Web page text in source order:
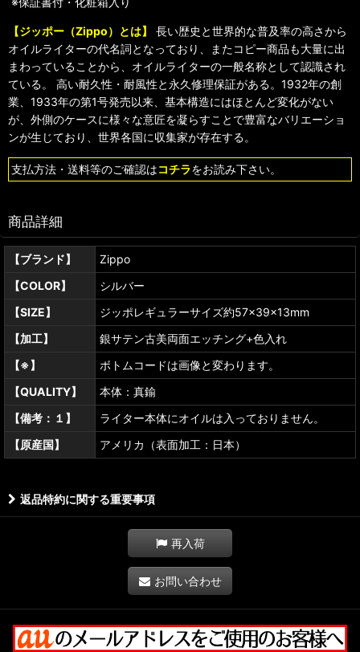
【ジッポー（Zippo）とは】
長い歴史と世界的な普及率の高さから
オイルライターの代名詞となっており、またコピー商品も大量に出
まわっていることから、オイルライターの一般名称として認識され
ている。 高い耐久性・耐風性と永久修理保証がある。1932年の創
業、1933年の第1号発売以来、基本構造にはほとんど変化がない
が、外側のケースに様々な意匠を凝らすことで豊富なバリエーショ
ンが生じており、世界各国に収集家が存在する。
支払方法・送料等のご確認はコチラをお読み下さい。
商品詳細
【ブランド】
Zippo
【COLOR】
シルバー
【SIZE】
ジッポレギュラーサイズ約57×39×13mm
【加工】
銀サテン古美両面エッチング+色入れ
【※】
ボトムコードは画像と変わります。
【QUALITY】
本体：真鍮
【備考：１】
ライター本体にオイルは入っておりません。
【原産国】
アメリカ（表面加工：日本）
返品特約に関する重要事項
再入荷
お問い合わせ